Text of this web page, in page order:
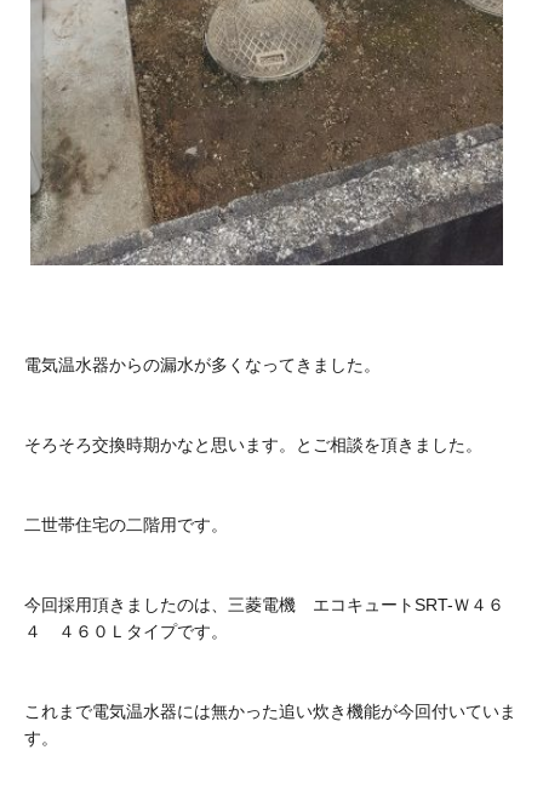
電気温水器からの漏水が多くなってきました。
そろそろ交換時期かなと思います。とご相談を頂きました。
二世帯住宅の二階用です。
今回採用頂きましたのは、三菱電機 エコキュートSRT-Ｗ４６
４ ４６０Ｌタイプです。
これまで電気温水器には無かった追い炊き機能が今回付いていま
す。